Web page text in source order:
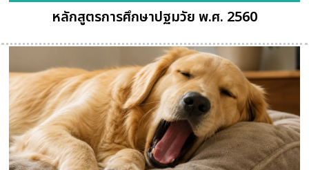
หลักสูตรการศึกษาปฐมวัย พ.ศ. 2560